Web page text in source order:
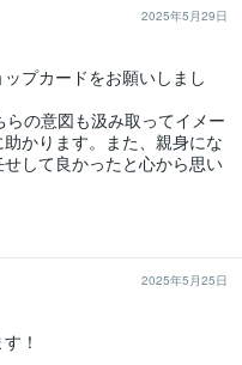
2025年5月29日
プカードをお願いしまし
の意図も汲み取ってイメー
かります。また、親身にな
して良かったと心から思い
2025年5月25日
！